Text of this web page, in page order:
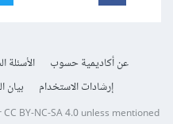
عن أكاديمية حسوب الأسئلة
إرشادات الاستخدام
بيان
CC BY-NC-SA 4.0unless mentioned